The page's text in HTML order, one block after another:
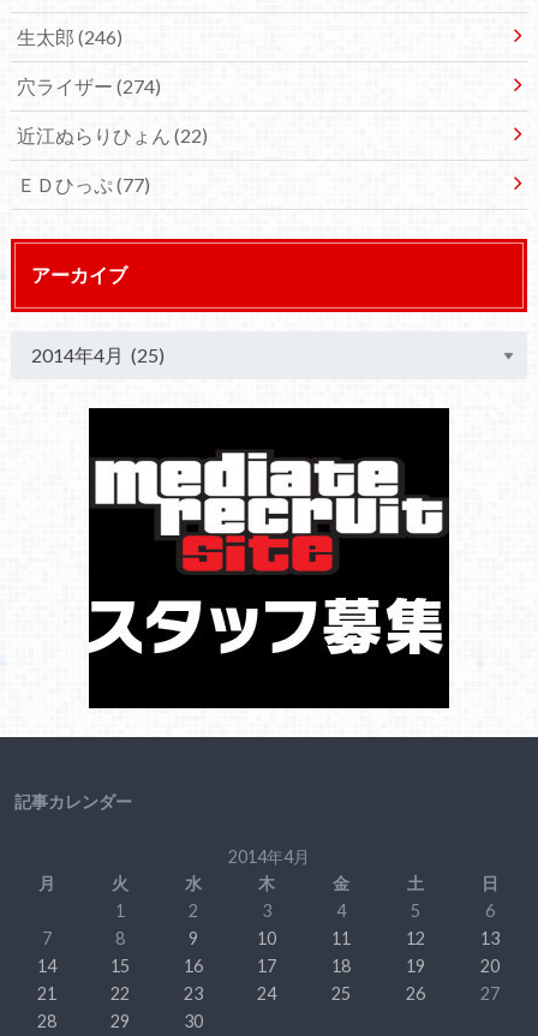
生太郎 (246)
穴ライザー (274)
近江ぬらりひょん (22)
ＥＤひっぷ(77)
アーカイブ
記事カレンダー
2014年4月
月
火 水 木 金 土
日
1
2 3 4 5
6
7
8 9 10 11 12
13
14
15 16 17 18 19
20
21
22 23 24 25 26
27
28
29 30